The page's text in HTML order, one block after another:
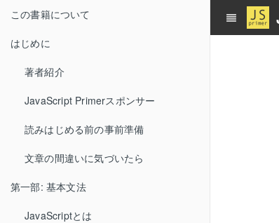
この書籍について
はじめに
著者紹介
JavaScript Primerスポンサー
読みはじめる前の事前準備
文章の間違いに気づいたら
第一部: 基本文法
JavaScriptとは